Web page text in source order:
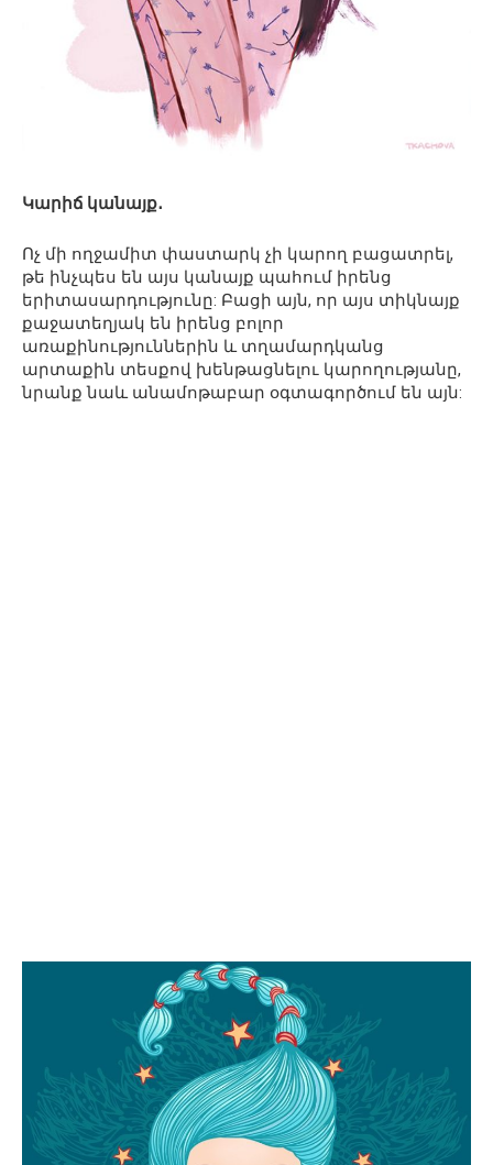
Կարիճ կանայք․
Ոչ մի ողջամիտ փաստարկ չի կարող բացատրել,
թե ինչպես են այս կանայք պահում իրենց
երիտասարդությունը: Բացի այն, որ այս տիկնայք
քաջատեղյակ են իրենց բոլոր
առաքինություններին և տղամարդկանց
արտաքին տեսքով խենթացնելու կարողությանը,
նրանք նաև անամոթաբար օգտագործում են այն: